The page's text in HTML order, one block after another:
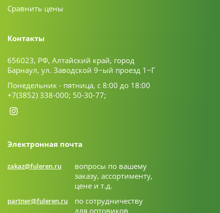
Сравнить цены
Контакты
656023, РФ, Алтайский край, город
Барнаул, ул. Заводской 9−ый проезд 1−Г
Понедельник - пятница, с 8:00 до 18:00
+7(3852) 338-000; 50-30-77;
Электронная почта
zakaz@fuleren.ru
вопросы по вашему
заказу, ассортименту,
цене и т.д.
partner@fuleren.ru
по сотрудничеству
для оптовиков